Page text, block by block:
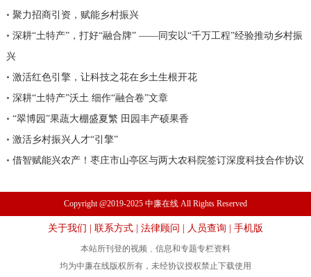
• 聚力招商引资，赋能乡村振兴
• 深耕“土特产”，打好“融合牌” ——同安以“千万工程”经验推动乡村振
兴
• 激活红色引擎，让科技之花在乡土生根开花
• 深耕“土特产”沃土 细作“融合卷”文章
• “翠博园”果蔬大棚盛夏繁 田园丰产硕果香
• 激活乡村振兴人才“引擎”
• 借智赋能兴农产！枣庄市山亭区与两大农科院签订深度科技合作协议
Copyright @2019-2025 中廉在线 All Rights Reserved
关于我们 | 联系方式 | 法律顾问 | 人员查询 | 手机版
本站所刊登的视频﹑信息和专题专栏资料
均为中廉在线版权所有，未经协议授权禁止下载使用